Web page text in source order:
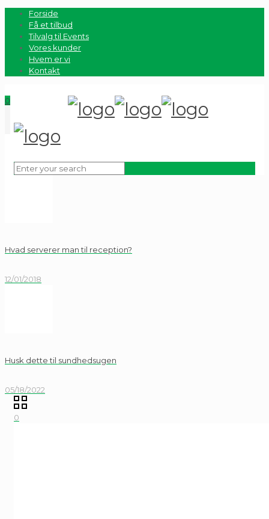
Forside
Få et tilbud
Tilvalg til Events
Vores kunder
Hvem er vi
Kontakt
0
Hvad serverer man til reception?
12/01/2018
Husk dette til sundhedsugen
05/18/2022
0